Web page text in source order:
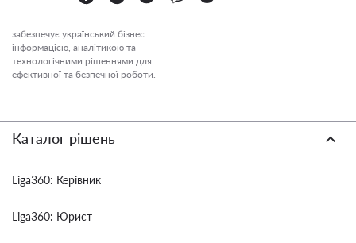
забезпечує український бізнес
інформацією, аналітикою та
технологічними рішеннями для
ефективної та безпечної роботи.
Каталог рішень
Liga360: Керівник
Liga360: Юрист